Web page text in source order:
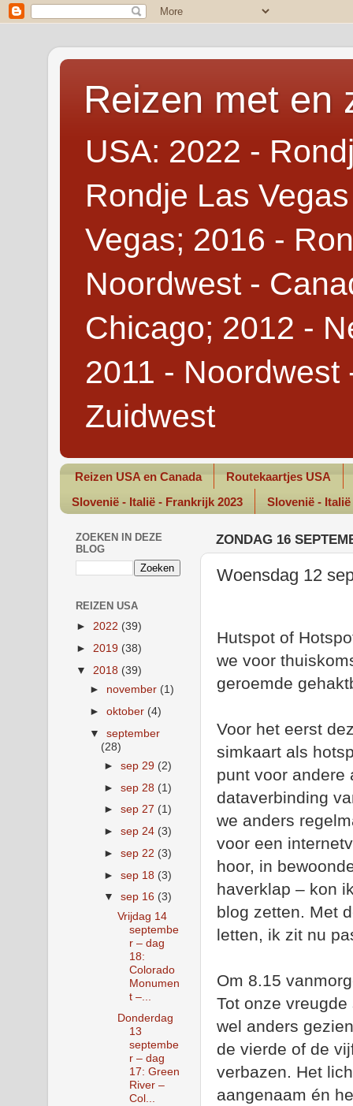
Reizen met en
USA: 2022 -
Rondje Las
Vegas; 2016 -
Noordwest -
Chicago; 2012 -
2011 - Noordwest
Zuidwest
Reizen USA en Canada
Routekaartjes USA
Slovenië - Italië - Frankrijk 2023
Slovenië -
ZONDAG 16
Woensdag 12
Hutspot of
we voor
geroemde
Voor het eerst
simkaart als
punt voor andere
dataverbinding
we anders
voor een
hoor, in
haverklap – kon
blog zetten. Met
letten, ik zit nu
Om 8.15
Tot onze
wel anders
de vierde of de
verbazen. Het
aangenaam én
ZOEKEN IN DEZE
BLOG
REIZEN USA
► 2022 (39)
► 2019 (38)
▼ 2018 (39)
► november (1)
►oktober (4)
▼september
(28)
► sep 29 (2)
► sep 28 (1)
► sep 27 (1)
► sep 24 (3)
► sep 22 (3)
► sep 18 (3)
▼ sep 16 (3)
Vrijdag 14
septembe
r – dag
18:
Colorado
Monumen
t –...
Donderdag
13
septembe
r – dag
17: Green
River –
Col...